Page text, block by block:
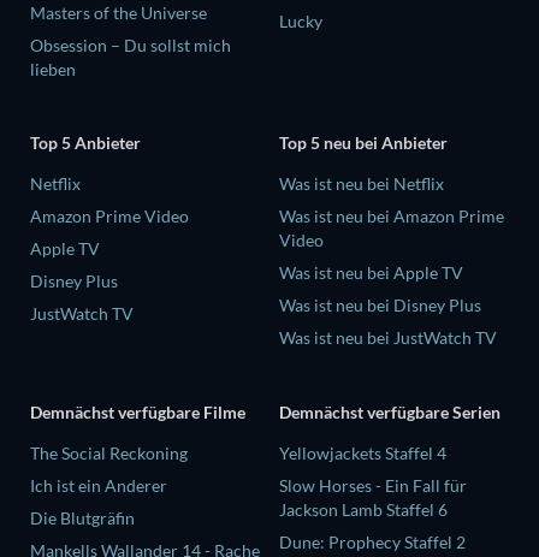
Masters of the Universe
Obsession – Du sollst mich
lieben
Lucky
Top 5 Anbieter
Netflix
Amazon Prime Video
Apple TV
Disney Plus
JustWatch TV
Top 5 neu bei Anbieter
Was ist neu bei Netflix
Was ist neu bei Amazon Prime
Video
Was ist neu bei Apple TV
Was ist neu bei Disney Plus
Was ist neu bei JustWatch TV
Demnächst verfügbare Filme
The Social Reckoning
Ich ist ein Anderer
Die Blutgräfin
Mankells Wallander 14 - Rache
Demnächst verfügbare Serien
Yellowjackets Staffel 4
Slow Horses - Ein Fall für
Jackson Lamb Staffel 6
Dune: Prophecy Staffel 2